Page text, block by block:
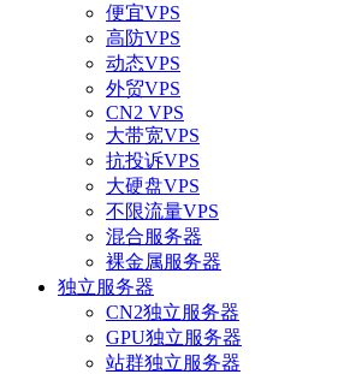
便宜VPS
高防VPS
动态VPS
外贸VPS
CN2 VPS
大带宽VPS
抗投诉VPS
大硬盘VPS
不限流量VPS
混合服务器
裸金属服务器
独立服务器
CN2独立服务器
GPU独立服务器
站群独立服务器